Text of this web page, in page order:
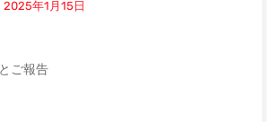
2025年1月15日
ご報告